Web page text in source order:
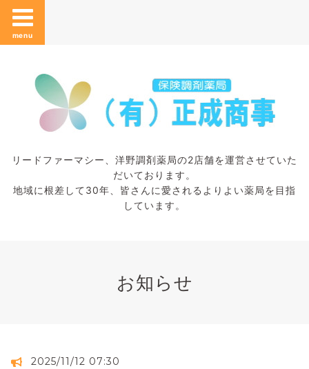
menu
リードファーマシー、洋野調剤薬局の2店舗を運営させていた
だいております。
地域に根差して30年、皆さんに愛されるよりよい薬局を目指
しています。
お知らせ
2025/11/12 07:30